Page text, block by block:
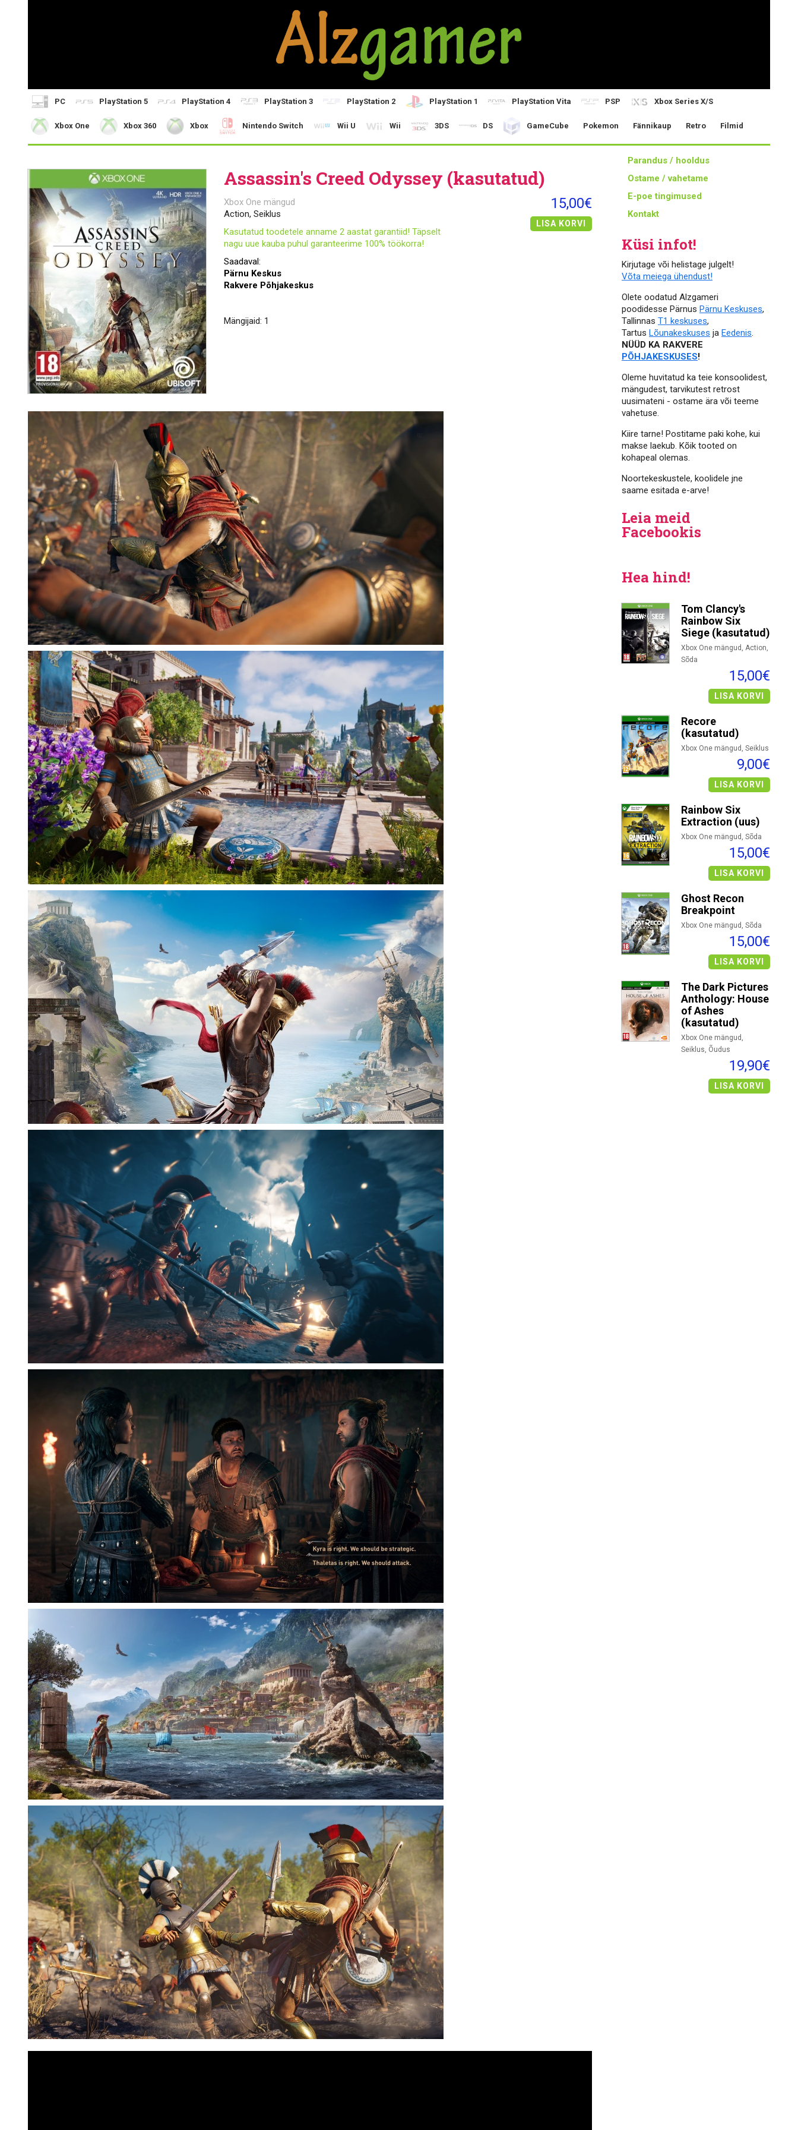
PC PlayStation 5 PlayStation 4 PlayStation 3 PlayStation 2 PlayStation 1 PlayStation Vita PSP Xbox Series X/S
Xbox One Xbox 360 Xbox Nintendo Switch Wii U Wii 3DS DS GameCube Pokemon Fännikaup Retro Filmid
Parandus / hooldus
Ostame / vahetame
E-poe tingimused
Kontakt
Küsi infot!
Kirjutage või helistage julgelt!
Võta meiega ühendust!
Olete oodatud Alzgameri
poodidesse Pärnus Pärnu Keskuses,
Tallinnas T1 keskuses,
Tartus Lõunakeskuses ja Eedenis.
NÜÜD KA RAKVERE
PÕHJAKESKUSES!
Oleme huvitatud ka teie konsoolidest,
mängudest, tarvikutest retrost
uusimateni - ostame ära või teeme
vahetuse.
Kiire tarne! Postitame paki kohe, kui
makse laekub. Kõik tooted on
kohapeal olemas.
Noortekeskustele, koolidele jne
saame esitada e-arve!
Leia meid
Facebookis
Hea hind!
Tom Clancy's
Rainbow Six
Siege (kasutatud)
Xbox One mängud, Action,
Sõda
15,00€
LISA KORVI
Recore
(kasutatud)
Xbox One mängud, Seiklus
9,00€
LISA KORVI
Rainbow Six
Extraction (uus)
Xbox One mängud, Sõda
15,00€
LISA KORVI
Ghost Recon
Breakpoint
Xbox One mängud, Sõda
15,00€
LISA KORVI
The Dark Pictures
Anthology: House
of Ashes
(kasutatud)
Xbox One mängud,
Seiklus, Õudus
19,90€
LISA KORVI
Assassin's Creed Odyssey (kasutatud)
Xbox One mängud
Action, Seiklus
Kasutatud toodetele anname 2 aastat garantiid! Täpselt
nagu uue kauba puhul garanteerime 100% töökorra!
Saadaval:
Pärnu Keskus
Rakvere Põhjakeskus
15,00€
LISA KORVI
Mängijaid: 1